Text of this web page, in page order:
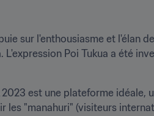
sur l'enthousiasme et l'élan
L'expression Poi Tukua a été
est une plateforme
les "manahuri" (visiteurs